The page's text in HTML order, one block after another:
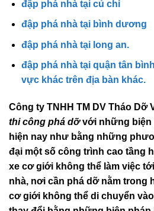
đập phá nhà tại củ chi
đập phá nhà tại bình dương
đập phá nhà tại long an.
đập phá nhà tại quận tân
vực khác trên địa bàn khác.
Công ty TNHH TM DV Tháo Dỡ
thi công phá dỡ với những biện
hiện nay như bằng những
đại một số công trình cao tầng
xe cơ giới không thể làm việc
nhà, nơi cần phá dỡ nằm trong
cơ giới không thể di chuyển